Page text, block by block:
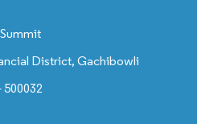
District, Gachibowli
500032